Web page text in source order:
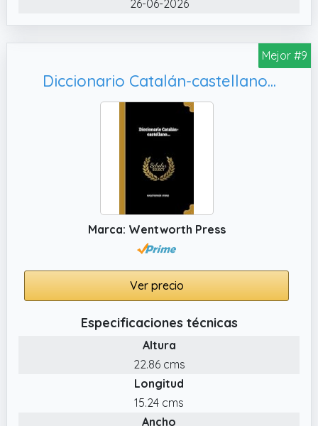
26-06-2026
Mejor #9
Diccionario Catalán-castellano...
Marca: Wentworth Press
Ver precio
Especificaciones técnicas
Altura
22.86 cms
Longitud
15.24 cms
Ancho